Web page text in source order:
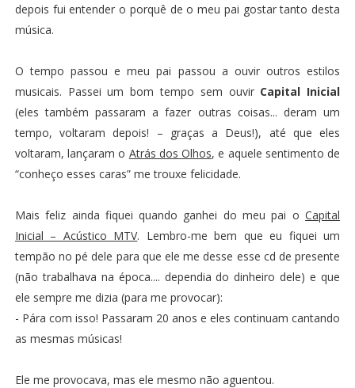
depois fui entender o porquê de o meu pai gostar tanto desta
música.
O tempo passou e meu pai passou a ouvir outros estilos
musicais. Passei um bom tempo sem ouvir Capital Inicial
(eles também passaram a fazer outras coisas... deram um
tempo, voltaram depois! – graças a Deus!), até que eles
voltaram, lançaram o Atrás dos Olhos, e aquele sentimento de
“conheço esses caras” me trouxe felicidade.
Mais feliz ainda fiquei quando ganhei do meu pai oCapital
Inicial – Acústico MTV. Lembro-me bem que eu fiquei um
tempão no pé dele para que ele me desse esse cd de presente
(não trabalhava na época.... dependia do dinheiro dele) e que
ele sempre me dizia (para me provocar):
- Pára com isso! Passaram 20 anos e eles continuam cantando
as mesmas músicas!
Ele me provocava, mas ele mesmo não aguentou.